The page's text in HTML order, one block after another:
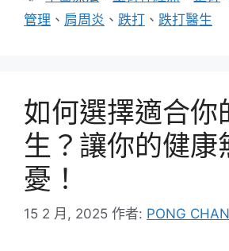
籤
管理 、 肩周炎 、 跌打 、 跌打醫生
如何選擇適合你
生？讓你的健康
憂！
15 2 月, 2025 作者: PONG CHAN